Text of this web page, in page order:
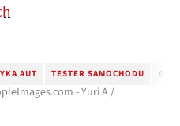
AUT TESTER SAMOCHODU
- Yuri A /